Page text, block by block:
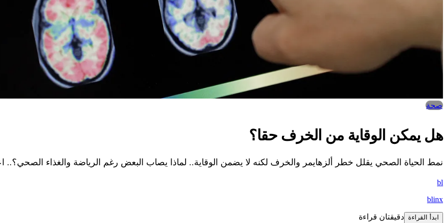
صحة
هل يمكن الوقاية من الخرف حقا؟
نمط الحياة الصحي يقلل خطر ألزهايمر والخرف لكنه لا يضمن الوقاية.. لماذا يصاب البعض رغم الرياضة والغذاء الصحي؟..
bl
blinx
ابدأ القراءة دقيقتان قراءة